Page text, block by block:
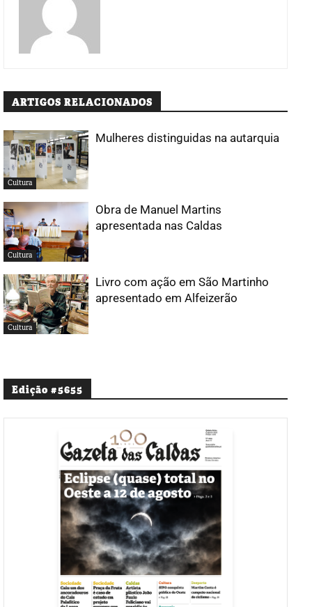
ARTIGOS RELACIONADOS
Cultura
Mulheres distinguidas na autarquia
Cultura
Obra de Manuel Martins
apresentada nas Caldas
Cultura
Livro com ação em São Martinho
apresentado em Alfeizerão
Edição #5655